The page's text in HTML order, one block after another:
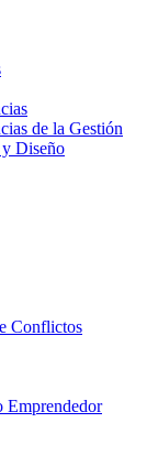
de la Gestión
Diseño
Conflictos
Emprendedor